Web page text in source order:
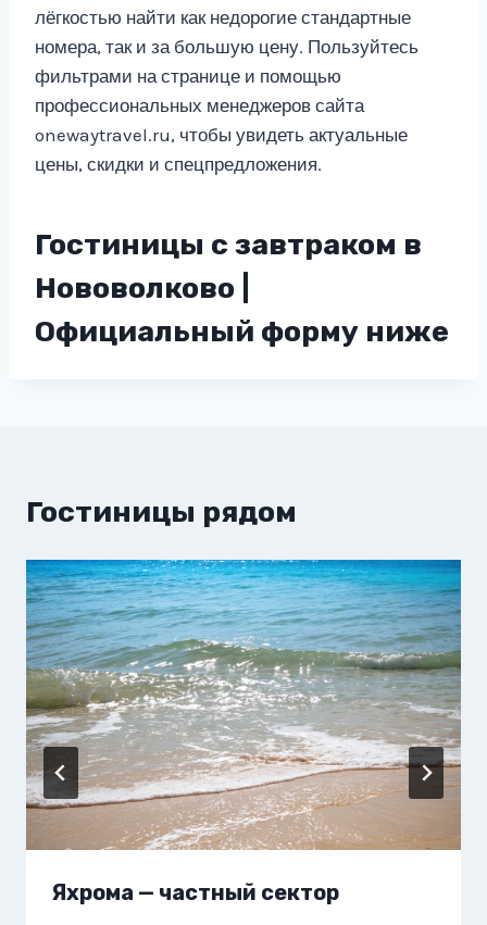
лёгкостью найти как недорогие стандартные
номера, так и за большую цену. Пользуйтесь
фильтрами на странице и помощью
профессиональных менеджеров сайта
onewaytravel.ru, чтобы увидеть актуальные
цены, скидки и спецпредложения.
Гостиницы с завтраком в
Нововолково |
Официальный форму ниже
Гостиницы рядом
Яхрома — частный сектор